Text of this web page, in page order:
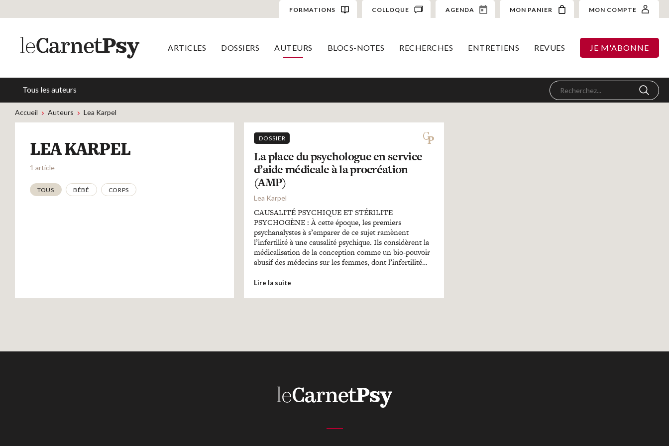
FORMATIONS COLLOQUE AGENDA MON PANIER MON COMPTE
ARTICLES DOSSIERS AUTEURS BLOCS-NOTES RECHERCHES ENTRETIENS REVUES JE M'ABONNE
Tous les auteurs
Accueil Auteurs Lea Karpel
LEA KARPEL
1 article
Thématiques
TOUS BÉBÉ CORPS
DOSSIER
La place du psychologue en service
d’aide médicale à la procréation
(AMP)
Lea Karpel
CAUSALITÉ PSYCHIQUE ET STÉRILITE
PSYCHOGÈNE : À cette époque, les premiers
psychanalystes à s’emparer de ce sujet ramènent
l’infertilité à une causalité psychique. Ils considèrent la
médicalisation de la conception comme un bio-pouvoir
abusif des médecins sur les femmes, dont l’infertilité…
Lire la suite